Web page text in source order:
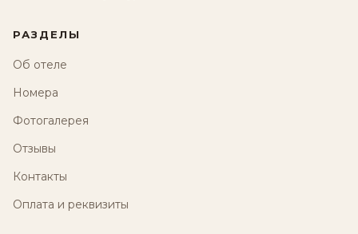
РАЗДЕЛЫ
Об отеле
Номера
Фотогалерея
Отзывы
Контакты
Оплата и реквизиты